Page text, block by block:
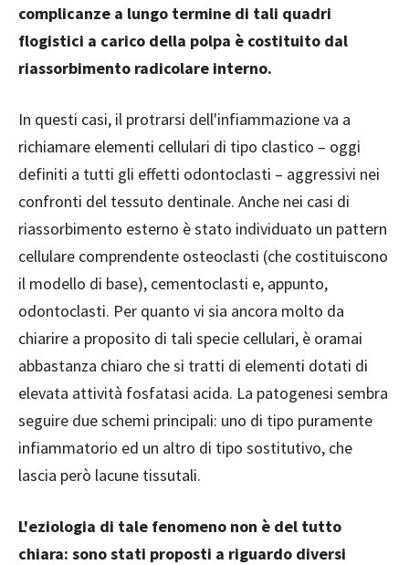
complicanze a lungo termine di tali quadri
flogistici a carico della polpa è costituito dal
riassorbimento radicolare interno.
In questi casi, il protrarsi dell'infiammazione va a
richiamare elementi cellulari di tipo clastico – oggi
definiti a tutti gli effetti odontoclasti – aggressivi nei
confronti del tessuto dentinale. Anche nei casi di
riassorbimento esterno è stato individuato un pattern
cellulare comprendente osteoclasti (che costituiscono
il modello di base), cementoclasti e, appunto,
odontoclasti. Per quanto vi sia ancora molto da
chiarire a proposito di tali specie cellulari, è oramai
abbastanza chiaro che si tratti di elementi dotati di
elevata attività fosfatasi acida. La patogenesi sembra
seguire due schemi principali: uno di tipo puramente
infiammatorio ed un altro di tipo sostitutivo, che
lascia però lacune tissutali.
L'eziologia di tale fenomeno non è del tutto
chiara: sono stati proposti a riguardo diversi